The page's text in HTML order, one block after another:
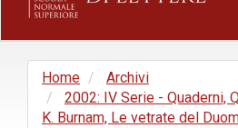
Home
Archivi
2002: IV Serie - Quaderni,
K. Burnam, Le vetrate del